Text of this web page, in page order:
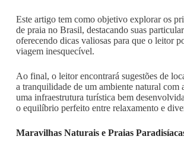
Este artigo tem como objetivo explorar os
de praia no Brasil, destacando suas
oferecendo dicas valiosas para que o leitor
viagem inesquecível.
Ao final, o leitor encontrará sugestões de
a tranquilidade de um ambiente natural com
uma infraestrutura turística bem
o equilíbrio perfeito entre relaxamento e
Maravilhas Naturais e Praias